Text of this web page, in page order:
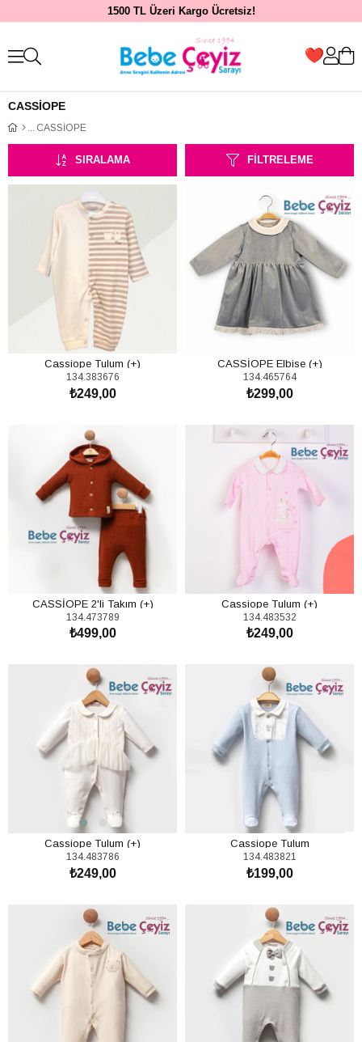
1500 TL Üzeri Kargo Ücretsiz!
CASSİOPE
CASSİOPE
FILTRELEME
SIRALAMA
Cassiope Tulum (+)
134.383676
₺249,00
CASSİOPE Elbise (+)
134.465764
₺299,00
CASSİOPE 2'li Takım (+)
134.473789
₺499,00
Cassiope Tulum (+)
134.483532
₺249,00
Cassiope Tulum (+)
134.483786
₺249,00
Cassiope Tulum
134.483821
₺199,00